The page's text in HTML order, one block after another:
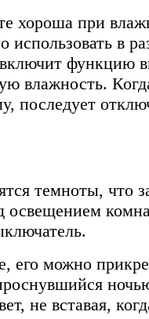
хороша при
использовать в
функцию
влажность.
последует
темноты, что
освещением
его можно
не вставая,